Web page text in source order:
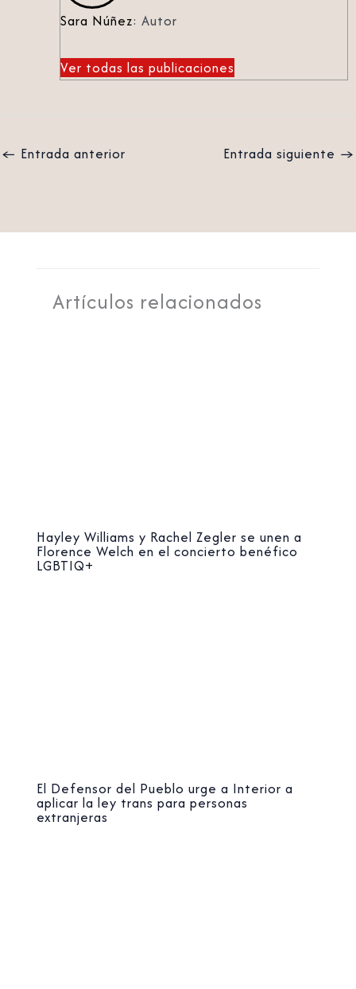
Sara Núñez: Autor
Ver todas las publicaciones
← Entrada anterior Entrada siguiente →
Artículos relacionados
Hayley Williams y Rachel Zegler se unen a
Florence Welch en el concierto benéfico
LGBTIQ+
El Defensor del Pueblo urge a Interior a
aplicar la ley trans para personas
extranjeras